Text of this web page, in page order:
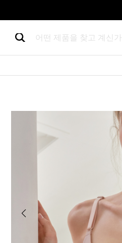
어떤 제품을 찾고 계신